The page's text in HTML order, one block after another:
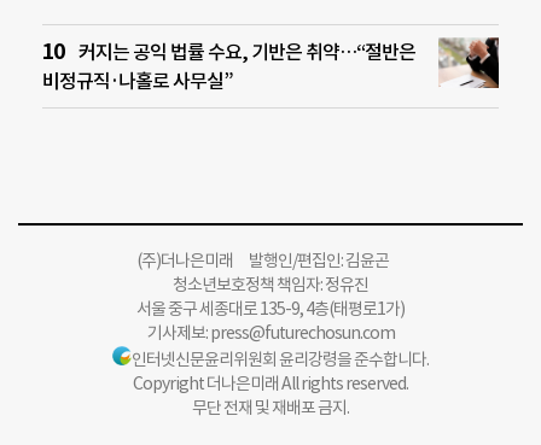
커지는 공익 법률 수요, 기반은 취약…“절반은
비정규직·나홀로 사무실”
(주)더나은미래 발행인/편집인: 김윤곤
청소년보호정책 책임자: 정유진
서울 중구 세종대로 135-9, 4층(태평로1가)
기사제보:press@futurechosun.com
인터넷신문윤리위원회 윤리강령을 준수합니다.
Copyright 더나은미래 All rights reserved.
무단 전재 및 재배포 금지.